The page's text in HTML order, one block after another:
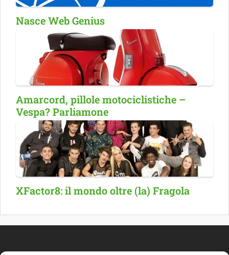
Nasce Web Genius
Amarcord, pillole motociclistiche –
Vespa? Parliamone
XFactor8: il mondo oltre (la) Fragola